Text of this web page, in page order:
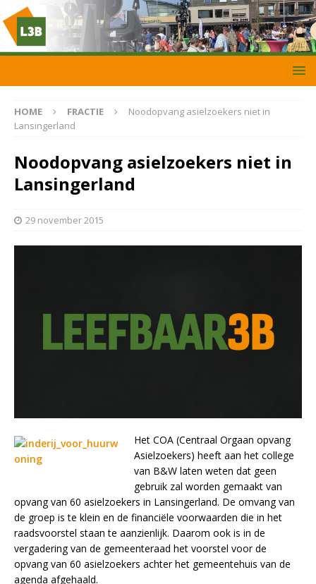
HOME FRACTIE
Noodopvang asielzoekers niet in
Lansingerland
Noodopvang asielzoekers niet in
Lansingerland
29 november 2015
Het COA (Centraal Orgaan opvang
Asielzoekers) heeft aan het college
van B&W laten weten dat geen
gebruik zal worden gemaakt van
opvang van 60 asielzoekers in Lansingerland. De omvang van
de groep is te klein en de financiële voorwaarden die in het
raadsvoorstel staan te aanzienlijk. Daarom ook is in de
vergadering van de gemeenteraad het voorstel voor de
opvang van 60 asielzoekers achter het gemeentehuis van de
agenda afgehaald.